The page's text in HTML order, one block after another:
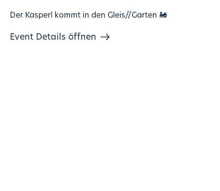
Der Kasperl kommt in den Gleis//Garten 🚂
Event Details öffnen